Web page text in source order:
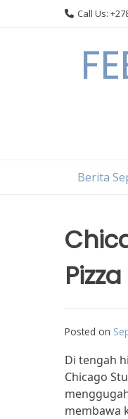
Call Us:
Berita
Pizza
Posted on
Di tengah
Chicago
membawa